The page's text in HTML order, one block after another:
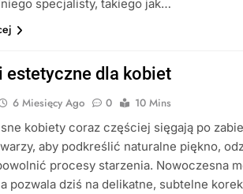
specjalisty, takiego jak…
estetyczne dla kobiet
6 Miesięcy Ago 0
10 Mins
kobiety coraz częściej sięgają po
aby podkreślić naturalne piękno,
procesy starzenia. Nowoczesna
pozwala dziś na delikatne, subtelne